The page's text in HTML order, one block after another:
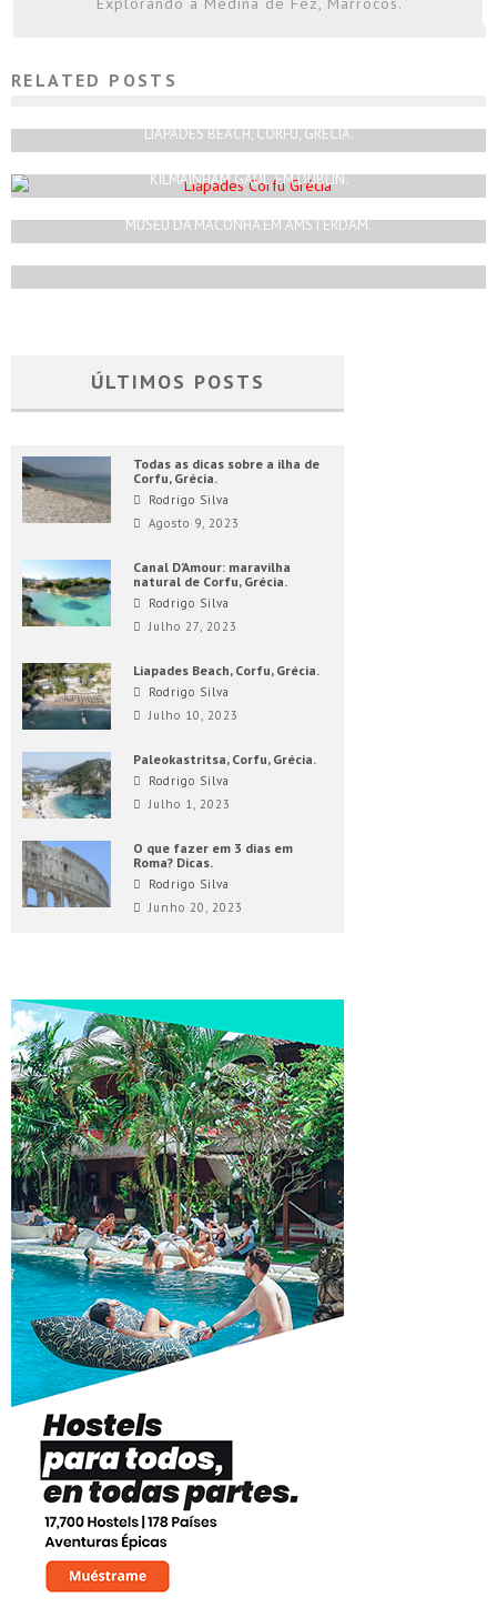
RELATED POSTSTRAPANI, SICÍLIA, ITÁLIA.
LIAPADES BEACH, CORFU, GRÉCIA.
KILMAINHAM GAOL, EM DUBLIN.
MUSEU DA MACONHA EM AMSTERDAM.
ÚLTIMOS POSTS
Todas as dicas sobre a ilha de
Corfu, Grécia.
Rodrigo Silva
Agosto 9, 2023
Canal D’Amour: maravilha
natural de Corfu, Grécia.
Rodrigo Silva
Julho 27, 2023
Liapades Beach, Corfu, Grécia.
Rodrigo Silva
Julho 10, 2023
Paleokastritsa, Corfu, Grécia.
Rodrigo Silva
Julho 1, 2023
O que fazer em 3 dias em
Roma? Dicas.
Rodrigo Silva
Junho 20, 2023